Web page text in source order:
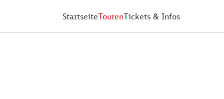
StartseiteTourenTickets & Infos